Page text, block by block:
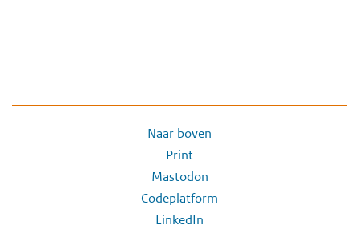
Naar boven
Print
Mastodon
Codeplatform
LinkedIn